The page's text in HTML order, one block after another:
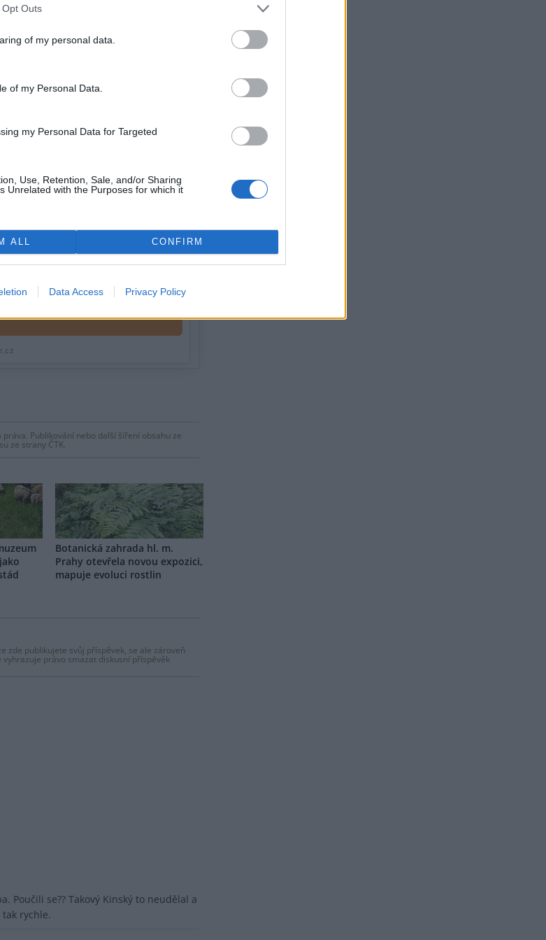
Outs
of my personal data.
of my Personal Data.
my Personal Data for Targeted
Use, Retention, Sale, and/or Sharing
Unrelated with the Purposes for which it
ALL CONFIRM
Data Access Privacy Policy
způsobu hospodaření, na bývalých
být podle Lesů ČR odolnější a druhově
Publikování nebo další šíření obsahu ze
ze strany ČTK.
Botanická zahrada hl. m.
Prahy otevřela novou expozici,
mapuje evoluci rostlin
zde publikujete svůj příspěvek, se ale zároveň
vyhrazuje právo smazat diskusní příspěvěk
Poučili se?? Takový Kinský to neudělal a
rychle.